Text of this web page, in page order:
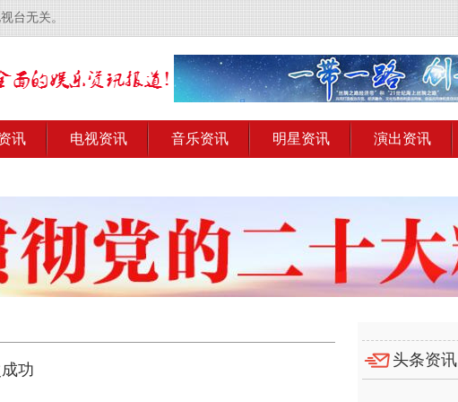
台无关。
讯 电视资讯 音乐资讯 明星资讯 演出资讯
功
头条资讯